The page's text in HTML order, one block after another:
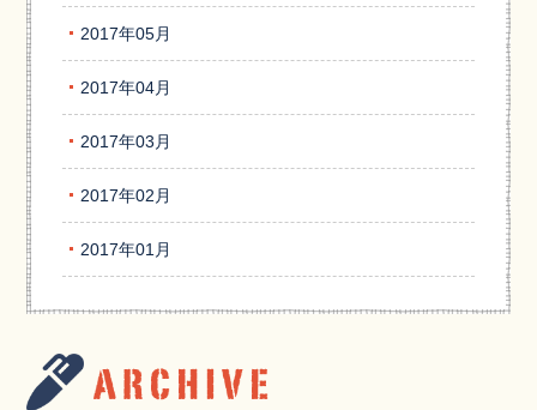
2017年05月
2017年04月
2017年03月
2017年02月
2017年01月